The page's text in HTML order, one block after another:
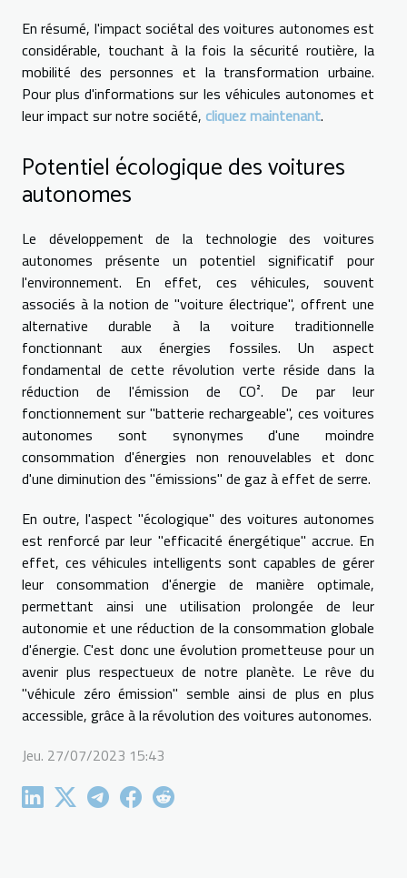
En résumé, l'impact sociétal des voitures autonomes est
considérable, touchant à la fois la sécurité routière, la
mobilité des personnes et la transformation urbaine.
Pour plus d'informations sur les véhicules autonomes et
leur impact sur notre société, cliquez maintenant.
Potentiel écologique des voitures
autonomes
Le développement de la technologie des voitures
autonomes présente un potentiel significatif pour
l'environnement. En effet, ces véhicules, souvent
associés à la notion de ''voiture électrique'', offrent une
alternative durable à la voiture traditionnelle
fonctionnant aux énergies fossiles. Un aspect
fondamental de cette révolution verte réside dans la
réduction de l'émission de CO². De par leur
fonctionnement sur ''batterie rechargeable'', ces voitures
autonomes sont synonymes d'une moindre
consommation d'énergies non renouvelables et donc
d'une diminution des ''émissions'' de gaz à effet de serre.
En outre, l'aspect ''écologique'' des voitures autonomes
est renforcé par leur ''efficacité énergétique'' accrue. En
effet, ces véhicules intelligents sont capables de gérer
leur consommation d'énergie de manière optimale,
permettant ainsi une utilisation prolongée de leur
autonomie et une réduction de la consommation globale
d'énergie. C'est donc une évolution prometteuse pour un
avenir plus respectueux de notre planète. Le rêve du
''véhicule zéro émission'' semble ainsi de plus en plus
accessible, grâce à la révolution des voitures autonomes.
Jeu. 27/07/2023 15:43